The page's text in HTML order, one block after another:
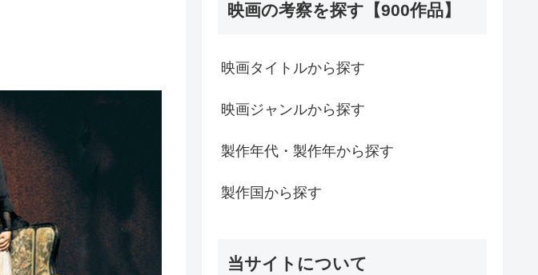
映画の考察を探す【900作品】
映画タイトルから探す
映画ジャンルから探す
製作年代・製作年から探す
製作国から探す
当サイトについて